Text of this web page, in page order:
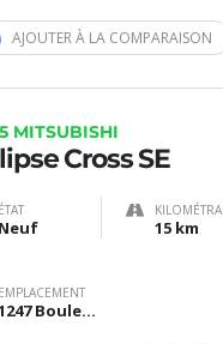
AJOUTER À LA COMPARAISON
MITSUBISHI
Cross SE
ÉTAT
Neuf 15 km
EMPLACEMENT
1247 Boulevard Saint-Joseph, Gatineau, Québec J8Z 3J6